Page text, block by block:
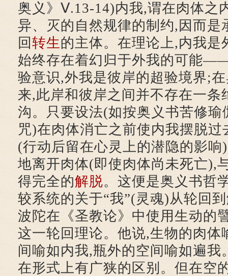
奥义》Ⅴ.13-14)内我,谓在肉体之
异、灭的自然规律的制约,因而是
回 转生的主体。在理论上,内我是
始终存在着幻归于外我的可能
验意识,外我是彼岸的超验境界;
来,此岸和彼岸之间并不存在一条
沟。只要设法(如按奥义书苦修瑜
咒)在肉体消亡之前使内我摆脱过
(行动后留在心灵上的潜隐的影
地离开肉体(即使肉体尚未死亡),
得完全的解脱。这便是奥义书哲
较系统的关于“我”(灵魂)从轮回
波陀在《圣教论》中使用生动的
这一轮回理论。他说,生物的肉体
间喻如内我,瓶外的空间喻如遍我
在形式上有广狭的区别。但在空